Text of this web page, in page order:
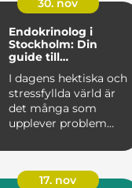
30. nov
Endokrinolog i
Stockholm: Din
guide till
I dagens hektiska och
stressfyllda värld är
det många som
upplever problem
17. nov